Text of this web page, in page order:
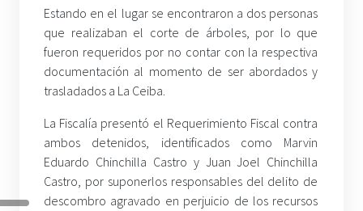
Estando en el lugar se encontraron a dos personas
que realizaban el corte de árboles, por lo que
fueron requeridos por no contar con la respectiva
documentación al momento de ser abordados y
trasladados a La Ceiba.
La Fiscalía presentó el Requerimiento Fiscal contra
ambos detenidos, identificados como Marvin
Eduardo Chinchilla Castro y Juan Joel Chinchilla
Castro, por suponerlos responsables del delito de
descombro agravado en perjuicio de los recursos